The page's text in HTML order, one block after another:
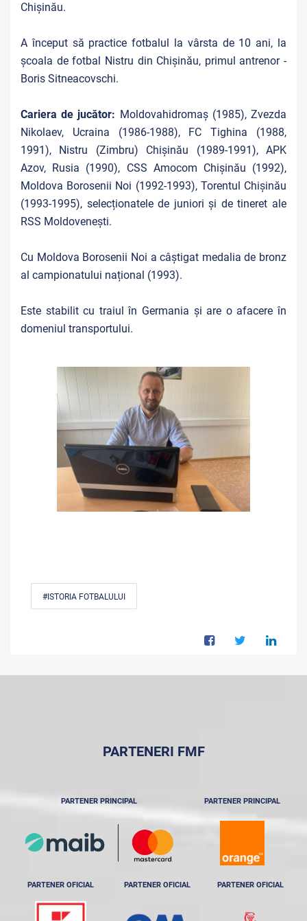
Chișinău.
A început să practice fotbalul la vârsta de 10 ani, la
școala de fotbal Nistru din Chișinău, primul antrenor -
Boris Sitneacovschi.
Cariera de jucător: Moldovahidromaș (1985), Zvezda
Nikolaev, Ucraina (1986-1988), FC Tighina (1988,
1991), Nistru (Zimbru) Chișinău (1989-1991), APK
Azov, Rusia (1990), CSS Amocom Chișinău (1992),
Moldova Borosenii Noi (1992-1993), Torentul Chișinău
(1993-1995), selecționatele de juniori și de tineret ale
RSS Moldovenești.
Cu Moldova Borosenii Noi a câștigat medalia de bronz
al campionatului național (1993).
Este stabilit cu traiul în Germania și are o afacere în
domeniul transportului.
#ISTORIA FOTBALULUI
PARTENERI FMF
PARTENER PRINCIPAL PARTENER PRINCIPAL
PARTENER OFICIAL PARTENER OFICIAL PARTENER OFICIAL